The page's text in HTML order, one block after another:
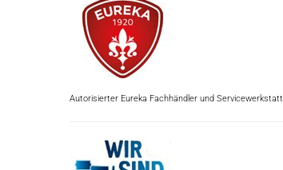
Autorisierter Eureka Fachhändler und Servicewerkstatt